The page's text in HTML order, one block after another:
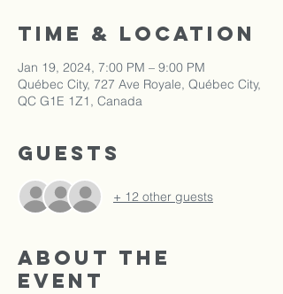
Time & Location
Jan 19, 2024, 7:00 PM – 9:00 PM
Québec City, 727 Ave Royale, Québec City,
QC G1E 1Z1, Canada
Guests
+ 12 other guests
About the
event